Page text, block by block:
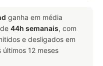
ganha em média
44h semanais, com
e desligados em
12 meses